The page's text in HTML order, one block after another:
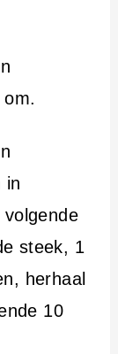
in
steek, 1
herhaal
10